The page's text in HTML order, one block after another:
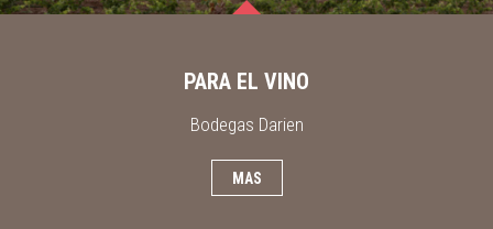
PARA EL VINO
Bodegas Darien
MAS